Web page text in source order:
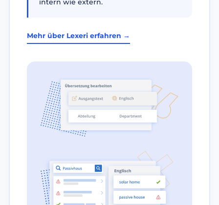
intern wie extern.
Mehr über Lexeri erfahren →